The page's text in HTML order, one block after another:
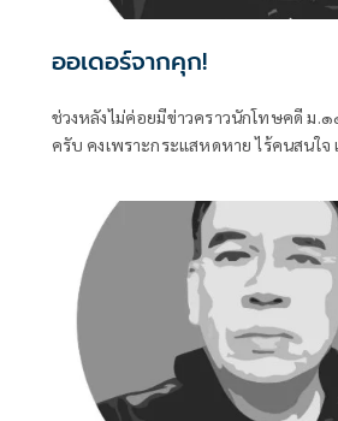
ออเดอร์จากคุก!
ช่วงหลังไม่ค่อยมีข่าวคราวนักโทษคดี ม.
ครับ คงเพราะกระแสหดหาย ไร้คนสนใจ แม้กระทั่งคนที่อ้างว่า
กลับเข้าไปในคุก